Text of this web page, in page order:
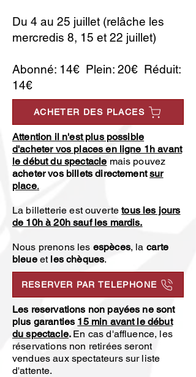
Du 4 au 25 juillet (relâche les
mercredis 8, 15 et 22 juillet)
Abonné: 14€ Plein: 20€ Réduit:
14€
ACHETER DES PLACES
Attention il n'est plus possible
d'acheter vos places en ligne 1h avant
le début du spectacle mais pouvez
acheter vos billets directementsur
place.
La billetterie est ouvertetous les jours
de 10h à 20h sauf les mardis.
Nous prenons les espèces, la carte
bleueet les chèques.
RESERVER PAR TELEPHONE
Les reservations non payées ne sont
plus garanties 15 min avant le début
du spectacle. En cas d'affluence, les
réservations non retirées seront
vendues aux spectateurs sur liste
d'attente.